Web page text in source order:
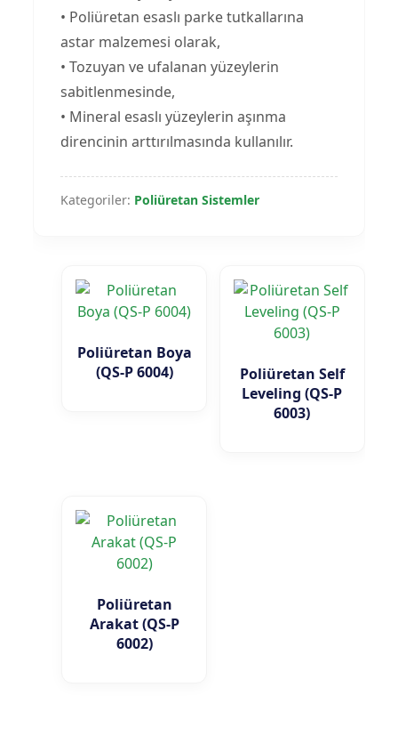
• Poliüretan esaslı parke tutkallarına
astar malzemesi olarak,
• Tozuyan ve ufalanan yüzeylerin
sabitlenmesinde,
• Mineral esaslı yüzeylerin aşınma
direncinin arttırılmasında kullanılır.
Kategoriler: Poliüretan Sistemler
Poliüretan Boya
(QS-P 6004)
Poliüretan Self
Leveling (QS-P
6003)
Poliüretan
Arakat (QS-P
6002)